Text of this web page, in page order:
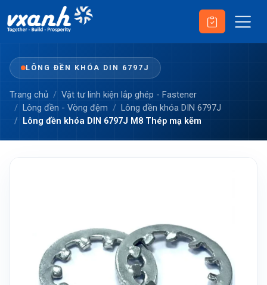
LÔNG ĐỀN KHÓA DIN 6797J
Trang chủ
Vật tư linh kiện lắp ghép - Fastener
Lông đền - Vòng đệm
Lông đền khóa DIN 6797J
Lông đền khóa DIN 6797J M8 Thép mạ kẽm